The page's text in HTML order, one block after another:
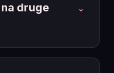
druge
⌄